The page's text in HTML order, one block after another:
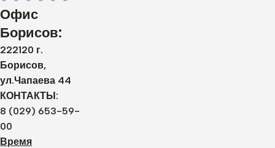
Офис
Борисов:
222120 г.
Борисов,
ул.Чапаева 44
КОНТАКТЫ:
8 (029) 653-59-
00
Время